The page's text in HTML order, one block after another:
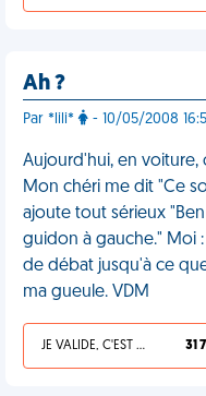
Ah ?
Par *lili* - 10/05/2008
Aujourd'hui, en
Mon chéri me dit "Ce
ajoute tout sérieux
guidon à gauche." Moi
de débat jusqu'à ce
ma gueule. VDM
JE VALIDE, C'EST UNE VDM 31